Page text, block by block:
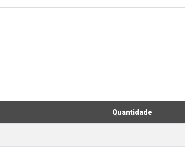
Quantidade